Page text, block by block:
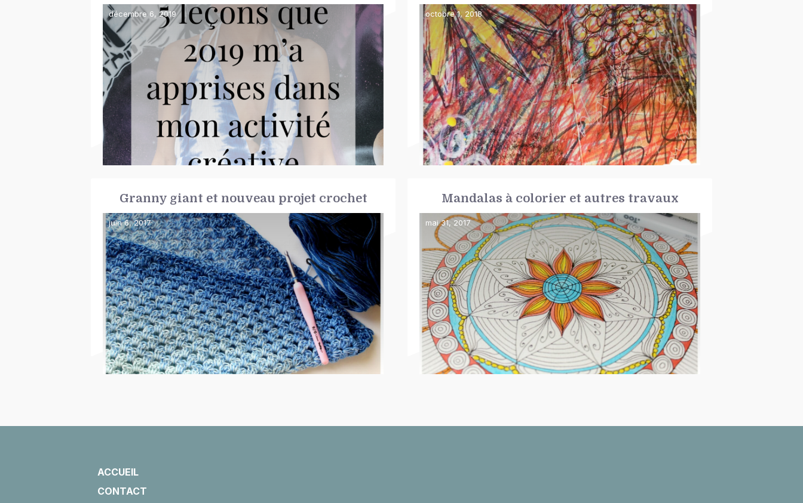
décembre 6, 2019 octobre 1, 2018
Granny giant et nouveau projet crochet
juin 6, 2017
Mandalas à colorier et autres travaux
mai 31, 2017
ACCUEIL
CONTACT